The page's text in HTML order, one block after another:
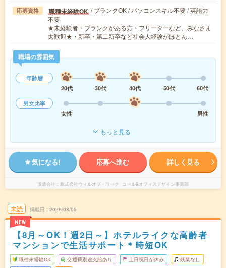
応募資格 職種未経験OK / ブランクOK / パソコンスキル不要 / 英語力
不要
★未経験者・ブランクがある方・フリーターなど、みなさま
大歓迎★・新卒・第二新卒など社会人経験がほとん…
職場の雰囲気
年齢層
20代
30代 40代 50代
60代
男女比率
女性
男性
もっと見る
気になる! 応募へ進む 詳しく見る
派遣会社 株式会社ウィルオブ・ワーク コール&オフィスデザイン事業部
未読
NEW
掲載日 2026/08/05
【8月～OK！週2日～】ホテルライクな高齢者
マンションで生活サポート＊時短OK
職種未経験OK 交通費別途支給あり 土日祝日が休み 残業なし